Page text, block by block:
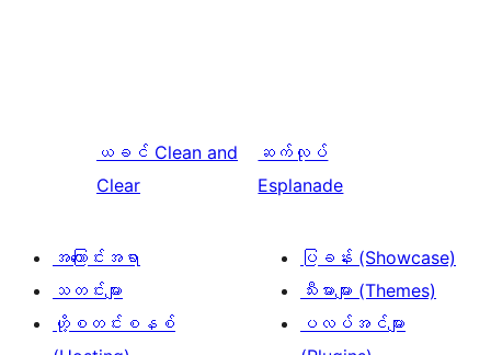
ယခင် Clean and
Clear
ဆက်လုပ်
Esplanade
အကြောင်းအရာ
သတင်းများ
ဟို့စတင်းစနစ်
ပြခန်း (Showcase)
သီးမားများ (Themes)
ပလပ်အင်များ